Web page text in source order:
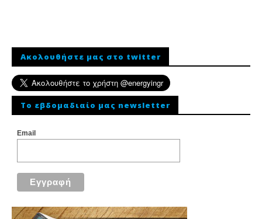
Ακολουθήστε μας στο twitter
To εβδομαδιαίο μας newsletter
Email